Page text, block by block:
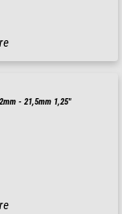
- 21,5mm 1,25"